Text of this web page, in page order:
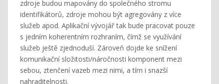
zdroje budou mapovány do společného stromu
identifikátorů, zdroje mohou být agregovány z více
služeb apod. Aplikační vývojář tak bude pracovat pouze
s jedním koherentním rozhraním, čímž se využívání
služeb ještě zjednoduší. Zároveň dojde ke snížení
komunikační složitosti/náročnosti komponent mezi
sebou, ztenčení vazeb mezi nimi, a tím i snazší
nahraditelnosti.